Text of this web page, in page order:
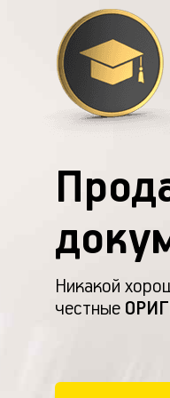
Никакой
честные